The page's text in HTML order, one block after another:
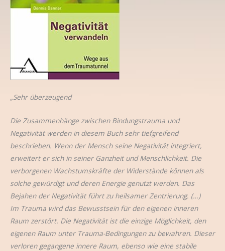
„Sehr überzeugend
Die Zusammenhänge zwischen Bindungstrauma und
Negativität werden in diesem Buch sehr tiefgreifend
beschrieben. Wenn der Mensch seine Negativität integriert,
erweitert er sich in seiner Ganzheit und Menschlichkeit. Die
verborgenen Wachstumskräfte der Widerstände können als
solche gewürdigt und deren Energie genutzt werden. Das
Bejahen der Negativität führt zu heilsamer Zentrierung. (…)
Im Trauma wird das Bewusstsein für den eigenen inneren
Raum zerstört. Die Negativität ist die einzige Möglichkeit, den
eigenen Raum unter Trauma-Bedingungen zu bewahren. Dieser
verloren gegangene innere Raum, ebenso wie eine stabile